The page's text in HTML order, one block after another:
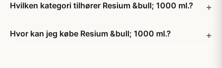
Hvilken kategori tilhører Resium &bull; 1000 ml.?
Hvor kan jeg købe Resium &bull; 1000 ml.?